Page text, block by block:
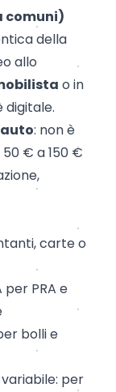
comuni)
della
allo
o in
digitale.
: non è
€ a 150 €
carte o
PRA e
bolli e
per